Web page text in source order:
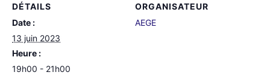
DÉTAILS
Date :
13 juin 2023
Heure :
19h00 - 21h00
ORGANISATEUR
AEGE